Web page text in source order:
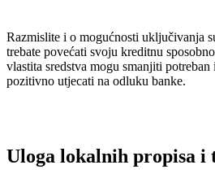
Razmislite i o mogućnosti uključivanja
trebate povećati svoju kreditnu
vlastita sredstva mogu smanjiti
pozitivno utjecati na odluku banke.
Uloga lokalnih propisa i